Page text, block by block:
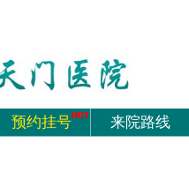
预约挂号 来院路线